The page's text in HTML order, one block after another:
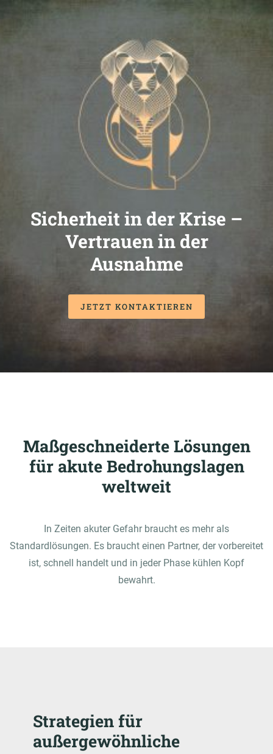
Sicherheit in der Krise –
Vertrauen in der
Ausnahme
JETZT KONTAKTIEREN
Maßgeschneiderte Lösungen
für akute Bedrohungslagen
weltweit
In Zeiten akuter Gefahr braucht es mehr als
Standardlösungen. Es braucht einen Partner, der vorbereitet
ist, schnell handelt und in jeder Phase kühlen Kopf
bewahrt.
Strategien für
außergewöhnliche